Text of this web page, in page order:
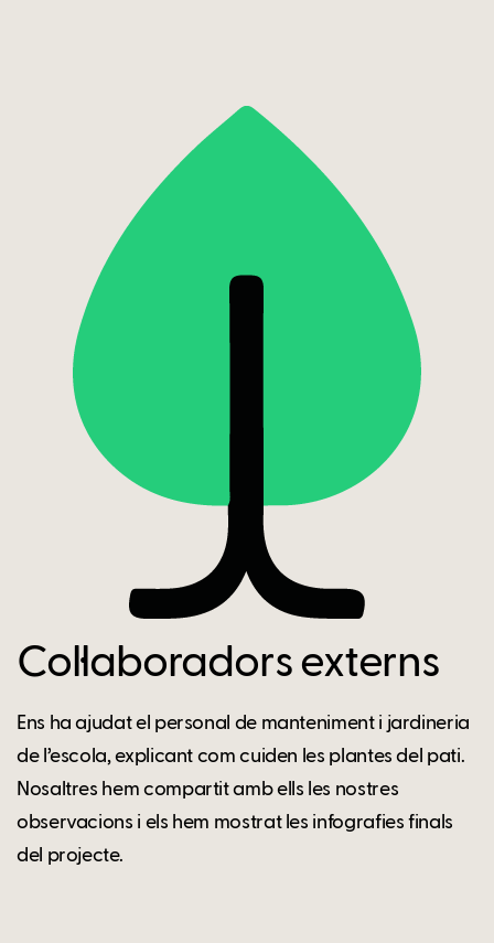
Col·laboradors externs
Ens ha ajudat el personal de manteniment i jardineria
de l’escola, explicant com cuiden les plantes del pati.
Nosaltres hem compartit amb ells les nostres
observacions i els hem mostrat les infografies finals
del projecte.